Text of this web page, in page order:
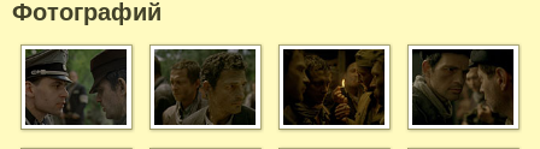
Фотографий